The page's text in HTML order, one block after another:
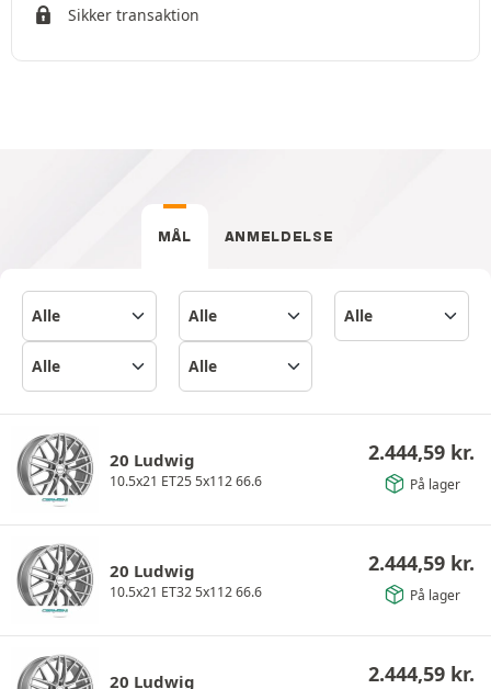
Sikker transaktion
MÅL ANMELDELSE
20 Ludwig
10.5x21 ET25 5x112 66.6
2.444,59 kr.
På lager
20 Ludwig
10.5x21 ET32 5x112 66.6
2.444,59 kr.
På lager
20 Ludwig 2.444,59 kr.